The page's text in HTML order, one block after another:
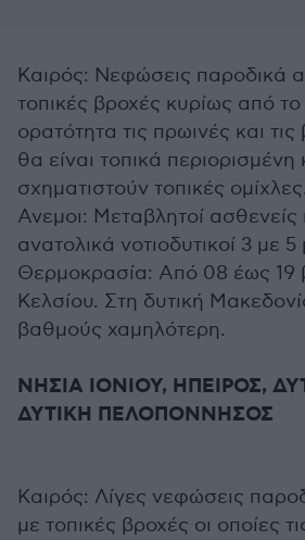
Καιρός: Νεφώσεις παροδικά
τοπικές βροχές κυρίως από
ορατότητα τις πρωινές και
θα είναι τοπικά περιορισμένη
σχηματιστούν τοπικές ομίχλες.
Ανεμοι: Μεταβλητοί ασθενείς
ανατολικά νοτιοδυτικοί 3 με
Θερμοκρασία: Από 08 έως 19
Κελσίου. Στη δυτική
βαθμούς χαμηλότερη.
ΝΗΣΙΑ ΙΟΝΙΟΥ, ΗΠΕΙΡΟΣ,
ΔΥΤΙΚΗ ΠΕΛΟΠΟΝΝΗΣΟΣ
Καιρός: Λίγες νεφώσεις
με τοπικές βροχές οι οποίες